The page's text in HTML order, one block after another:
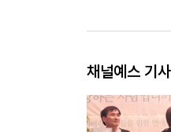
채널예스 기사